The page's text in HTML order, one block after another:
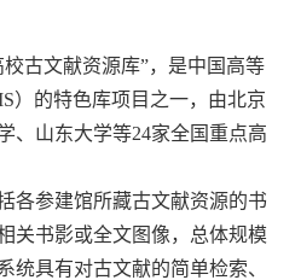
古文献资源库”，是中国高等
）的特色库项目之一，由北京
、山东大学等24家全国重点高
参建馆所藏古文献资源的书
关书影或全文图像，总体规模
统具有对古文献的简单检索、